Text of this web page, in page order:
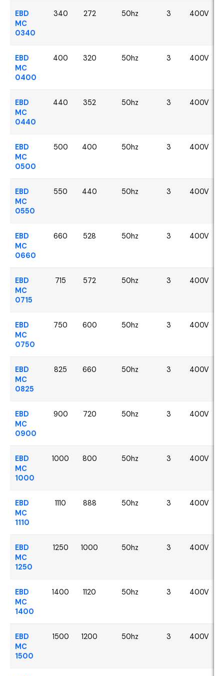
EBD
MC
0340
340 272 50hz 3 400V
EBD
MC
0400
400 320 50hz 3 400V
EBD
MC
0440
440 352 50hz 3 400V
EBD
MC
0500
500 400 50hz 3 400V
EBD
MC
0550
550 440 50hz 3 400V
EBD
MC
0660
660 528 50hz 3 400V
EBD
MC
0715
715 572 50hz 3 400V
EBD
MC
0750
750 600 50hz 3 400V
EBD
MC
0825
825 660 50hz 3 400V
EBD
MC
0900
900 720 50hz 3 400V
EBD
MC
1000
1000 800 50hz 3 400V
EBD
MC
1110
1110 888 50hz 3 400V
EBD
MC
1250
1250 1000 50hz 3 400V
EBD
MC
1400
1400 1120 50hz 3 400V
EBD
MC
1500
1500 1200 50hz 3 400V